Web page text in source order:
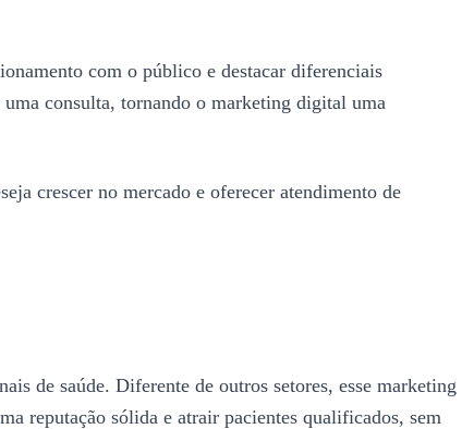
com o público e destacar diferenciais
consulta, tornando o marketing digital uma
crescer no mercado e oferecer atendimento de
de saúde. Diferente de outros setores, esse marketing
reputação sólida e atrair pacientes qualificados, sem